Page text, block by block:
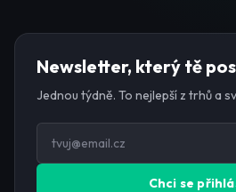
Newsletter, který tě
Jednou týdně. To nejlepší z trhů a
Chci se